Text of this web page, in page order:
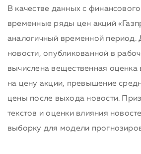
В качестве данных с
временные ряды цен акций
аналогичный временной период.
новости, опубликованной в
вычислена вещественная оценка
на цену акции, превышение
цены после выхода новости.
текстов и оценки влияния
выборку для модели